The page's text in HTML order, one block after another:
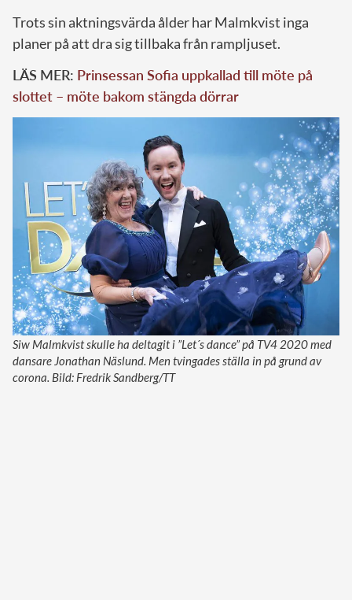
Trots sin aktningsvärda ålder har Malmkvist inga
planer på att dra sig tillbaka från rampljuset.
LÄS MER: Prinsessan Sofia uppkallad till möte på
slottet – möte bakom stängda dörrar
Siw Malmkvist skulle ha deltagit i ”Let´s dance” på TV4 2020 med
dansare Jonathan Näslund. Men tvingades ställa in på grund av
corona. Bild: Fredrik Sandberg/TT